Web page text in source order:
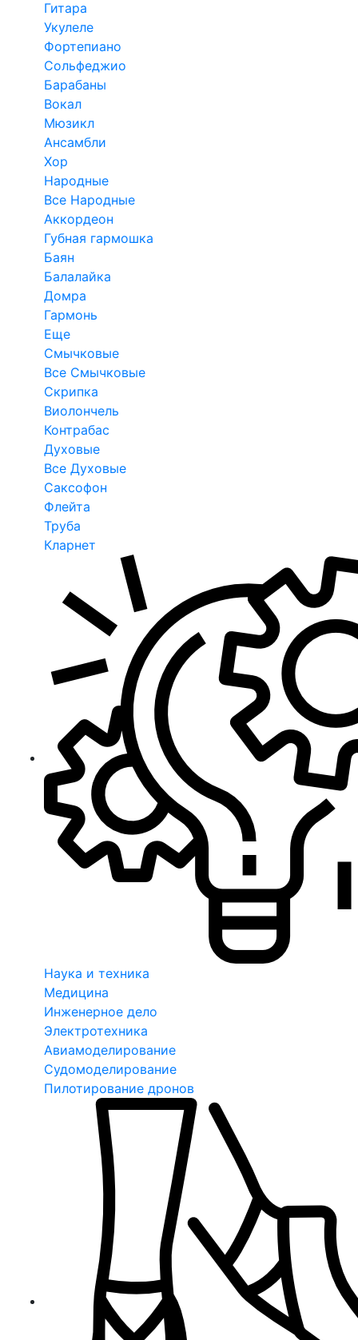
Гитара
Укулеле
Фортепиано
Сольфеджио
Барабаны
Вокал
Мюзикл
Ансамбли
Хор
Народные
Все Народные
Аккордеон
Губная гармошка
Баян
Балалайка
Домра
Гармонь
Еще
Смычковые
Все Смычковые
Скрипка
Виолончель
Контрабас
Духовые
Все Духовые
Саксофон
Флейта
Труба
Кларнет
Наука и техника
Медицина
Инженерное дело
Электротехника
Авиамоделирование
Судомоделирование
Пилотирование дронов